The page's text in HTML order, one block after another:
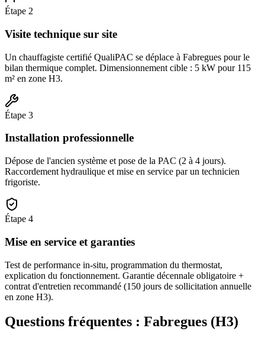
Étape 2
Visite technique sur site
Un chauffagiste certifié QualiPAC se déplace à Fabregues pour le
bilan thermique complet. Dimensionnement cible : 5 kW pour 115
m² en zone H3.
Étape 3
Installation professionnelle
Dépose de l'ancien système et pose de la PAC (2 à 4 jours).
Raccordement hydraulique et mise en service par un technicien
frigoriste.
Étape 4
Mise en service et garanties
Test de performance in-situ, programmation du thermostat,
explication du fonctionnement. Garantie décennale obligatoire +
contrat d'entretien recommandé (150 jours de sollicitation annuelle
en zone H3).
Questions fréquentes : Fabregues (H3)